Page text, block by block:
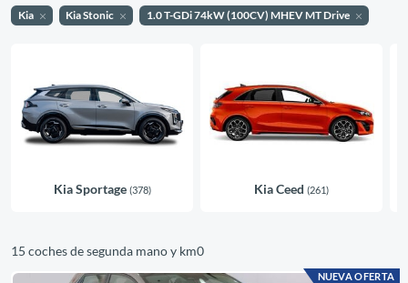
Kia Kia Stonic 1.0 T-GDi 74kW (100CV) MHEV MT Drive
Kia Sportage (378) Kia Ceed (261)
15 coches de segunda mano y km0
NUEVA OFERTA